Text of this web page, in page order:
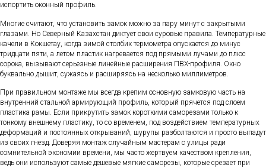
испортить оконный профиль.
Многие считают, что установить замок можно за пару минут с закрытыми
глазами. Но Северный Казахстан диктует свои суровые правила. Температурные
качели в Кокшетау, когда зимой столбик термометра опускается до минус
тридцати пяти, а летом пластик нагревается под прямыми лучами до плюс
сорока, вызывают серьезные линейные расширения ПВХ-профиля. Окно
буквально дышит, сужаясь и расширяясь на несколько миллиметров.
При правильном монтаже мы всегда крепим основную замковую часть на
внутренний стальной армирующий профиль, который прячется под слоем
пластика рамы. Если прикрутить замок короткими саморезами только к
тонкому внешнему пластику, то со временем, под воздействием температурных
деформаций и постоянных открываний, шурупы разболтаются и просто выпадут
из своих гнезд. Доверяя монтаж случайным мастерам с улицы ради
сомнительной экономии времени, мы часто жертвуем качеством крепления,
ведь они используют самые дешевые мягкие саморезы, которые срезает при